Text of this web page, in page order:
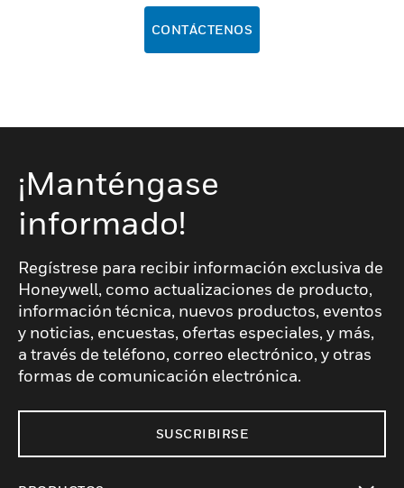
CONTÁCTENOS
¡Manténgase
informado!
Regístrese para recibir información exclusiva de
Honeywell, como actualizaciones de producto,
información técnica, nuevos productos, eventos
y noticias, encuestas, ofertas especiales, y más,
a través de teléfono, correo electrónico, y otras
formas de comunicación electrónica.
SUSCRIBIRSE